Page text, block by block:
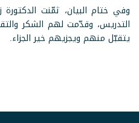
وفي ختام البيان، ثمّنت
التدريس، وقدّمت لهم الشكر
يتقبّل منهم ويجزيهم خير الجزاء.